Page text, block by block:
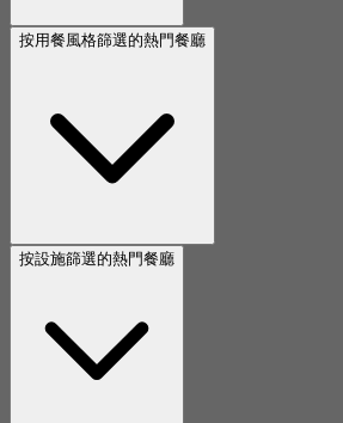
按用餐風格篩選的熱門餐廳
按設施篩選的熱門餐廳